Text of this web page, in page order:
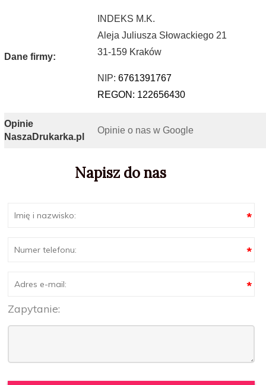
Dane firmy:
INDEKS M.K.
Aleja Juliusza Słowackiego 21
31-159 Kraków
NIP: 6761391767
REGON: 122656430
Opinie
NaszaDrukarka.pl
Opinie o nas w Google
Napisz do nas
*
*
*
Zapytanie: